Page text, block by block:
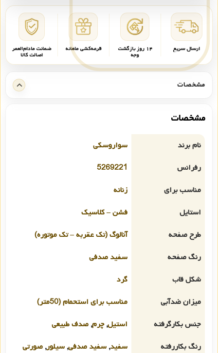
ارسال سریع ۱۴ روز بازگشت
وجه
قرعه‌کشی ماهانه ضمانت مادام‌العمر
اصالت کالا
مشخصات
مشخصات
نام برند
سواروسکی
رفرانس
5269221
مناسب برای
زنانه
استایل
فشن – کلاسیک
طرح صفحه
آنالوگ (تک عقربه – تک موتوره)
رنگ صفحه
سفید صدفی
شکل قاب
گرد
میزان ضدآبی
مناسب برای استحمام (50متر)
جنس بکارگرفته
استیل,چرم, صدف طبیعی
رنگ بکاررفته
سفید, سفید صدفی, سیلور, صورتی